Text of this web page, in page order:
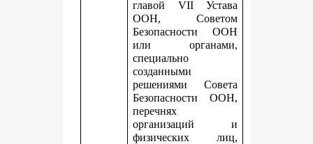
главой VII Устава
ООН, Советом
Безопасности ООН
или органами,
специально
созданными
решениями Совета
Безопасности ООН,
перечнях
организаций и
физических лиц,